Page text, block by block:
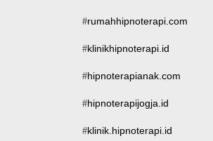
#rumahhipnoterapi.com
#klinikhipnoterapi.id
#hipnoterapianak.com
#hipnoterapijogja.id
#klinik.hipnoterapi.id